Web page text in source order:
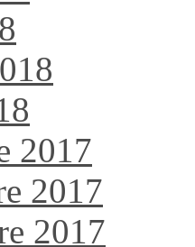
2017
2017
2017